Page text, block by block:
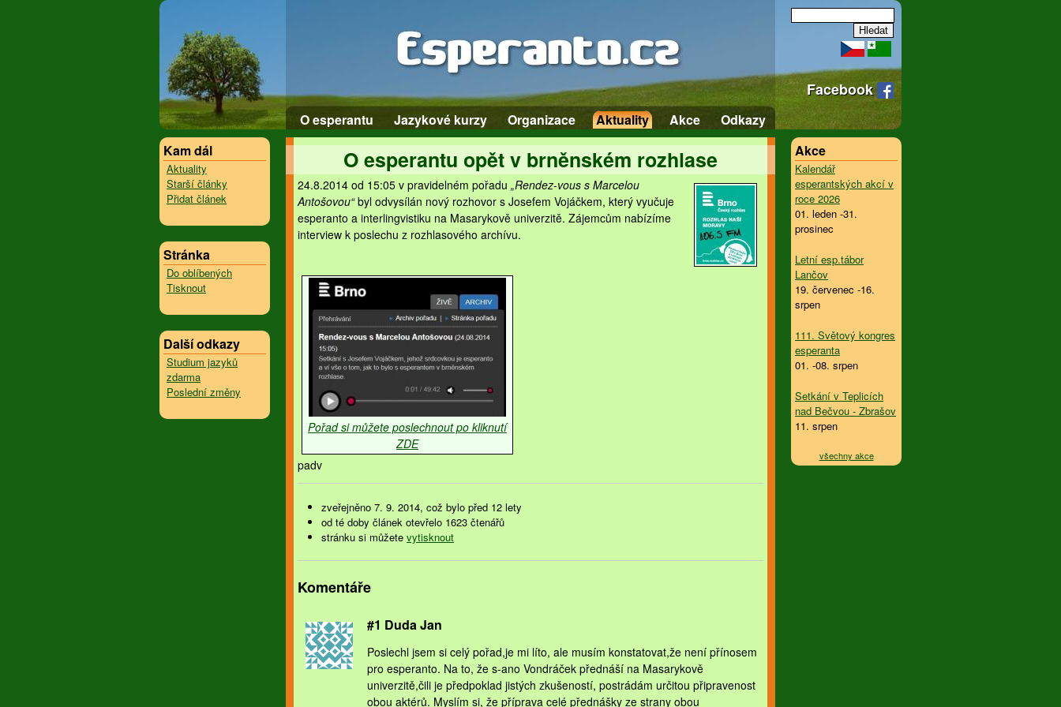
Facebook
O esperantu Jazykové kurzy Organizace Aktuality Akce
Odkazy
Kam dál
Aktuality
Starší články
Přidat článek
Stránka
Do oblíbených
Tisknout
Další odkazy
Studium jazyků
zdarma
Poslední změny
O esperantu opět v brněnském rozhlase
24.8.2014 od 15:05 v pravidelném pořadu „Rendez-vous s Marcelou
Antošovou“byl odvysílán nový rozhovor s Josefem Vojáčkem, který vyučuje
esperanto a interlingvistiku na Masarykově univerzitě. Zájemcům nabízíme
interview k poslechu z rozhlasového archívu.
Pořad si můžete poslechnout po kliknutí
ZDE
padv
zveřejněno 7. 9. 2014, což bylo před 12 lety
od té doby článek otevřelo 1623 čtenářů
stránku si můžete vytisknout
Komentáře
#1 Duda Jan
Poslechl jsem si celý pořad,je mi líto, ale musím konstatovat,že není přínosem
pro esperanto. Na to, že s-ano Vondráček přednáší na Masarykově
univerzitě,čili je předpoklad jistých zkušeností, postrádám určitou připravenost
obou aktérů. Myslím si, že příprava celé přednášky ze strany obou
Akce
Kalendář
esperantských akcí v
roce 2026
01. leden -31.
prosinec
Letní esp.tábor
Lančov
19. červenec -16.
srpen
111. Světový kongres
esperanta
01. -08. srpen
Setkání v Teplicích
nad Bečvou - Zbrašov
11. srpen
všechny akce